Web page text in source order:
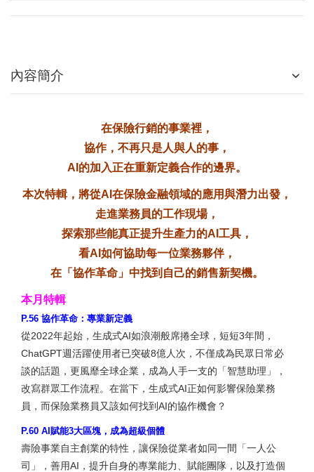
內容簡介
在保險行銷的事業裡，
協作，不再只是人與人的事，
AI的加入正在重新定義合作的邊界。
本次特輯，將從AI在保險金融領域的應用與潛力出發，
走進業務員的工作現場，
探索那些能真正提升生產力的AI工具，
看AI如何協助每一位業務夥伴，
在「協作革命」中找到自己的銷售新契機。
本月特輯
P.56 協作革命：專業新定義
從2022年起始，生成式AI如浪潮般席捲全球，短短3年間，
ChatGPT週活躍使用者已突破8億人次，不僅成為民眾日常必
談的話題，更風靡全球企業，成為人手一支的「智慧助理」，
改寫群眾工作流程。在當下，生成式AI正如何影響保險業務
員，而保險業務員又該如何找到AI的協作機會？
P.60 AI賦能3大區塊，成為超級個體
壽險事業自主創業的特性，讓保險從業者如同一間「一人公
司」，善用AI，提升自身的專業能力、賦能團隊，以及打造個